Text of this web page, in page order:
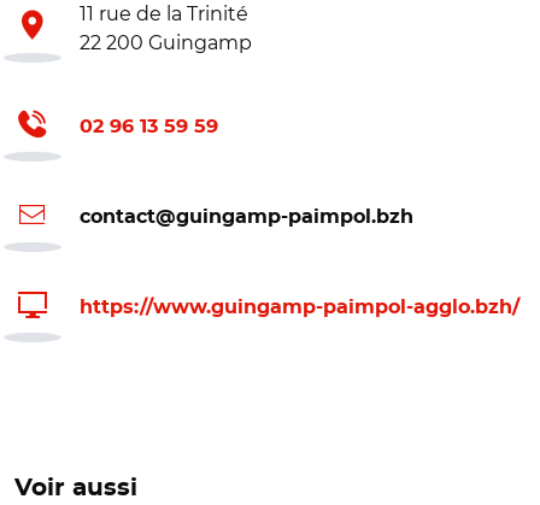
11 rue de la Trinité
22 200 Guingamp
02 96 13 59 59
contact@guingamp-paimpol.bzh
https://www.guingamp-paimpol-agglo.bzh/
Voir aussi